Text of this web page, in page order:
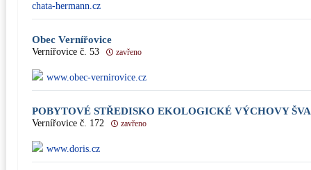
chata-hermann.cz
Obec Vernířovice
Vernířovice č. 53 zavřeno
www.obec-vernirovice.cz
POBYTOVÉ STŘEDISKO EKOLOGICKÉ VÝCHOVY
Vernířovice č. 172 zavřeno
www.doris.cz